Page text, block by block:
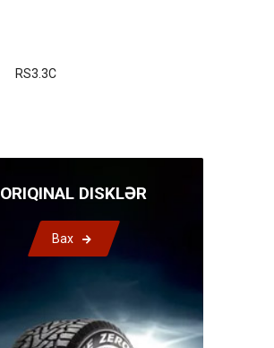
RS3.3C
ORIQINAL DISKLƏR
Bax